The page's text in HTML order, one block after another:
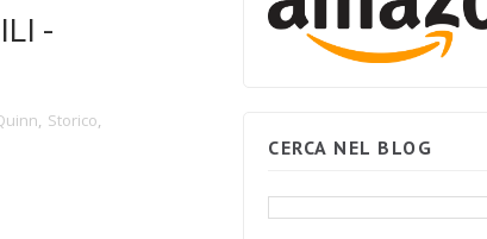
-
, Storico,
CERCA NEL BLOG